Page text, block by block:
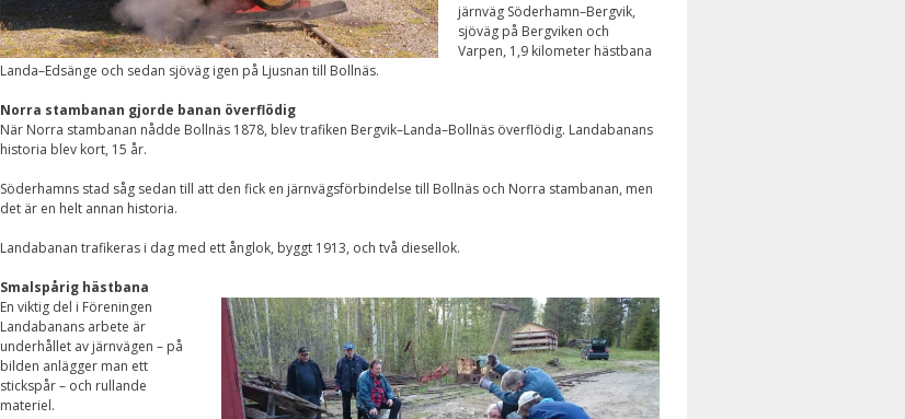
järnväg Söderhamn–Bergvik,
sjöväg på Bergviken och
Varpen, 1,9 kilometer hästbana
Landa–Edsänge och sedan sjöväg igen på Ljusnan till Bollnäs.
Norra stambanan gjorde banan överflödig
När Norra stambanan nådde Bollnäs 1878, blev trafiken Bergvik–Landa–Bollnäs överflödig. Landabanans
historia blev kort, 15 år.
Söderhamns stad såg sedan till att den fick en järnvägsförbindelse till Bollnäs och Norra stambanan, men
det är en helt annan historia.
Landabanan trafikeras i dag med ett ånglok, byggt 1913, och två diesellok.
Smalspårig hästbana
En viktig del i Föreningen
Landabanans arbete är
underhållet av järnvägen – på
bilden anlägger man ett
stickspår – och rullande
materiel.
För att vår
hemsida ska
prestera så bra
som möjligt
besök. Om du
nekar de här
funktionalitet
hemsidan.
Marknadsföring
Genom att dela med
dig av dina intressen
och ditt beteende när
du surfar ökar du
chansen att få se